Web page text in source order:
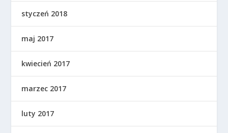
styczeń 2018
maj 2017
kwiecień 2017
marzec 2017
luty 2017